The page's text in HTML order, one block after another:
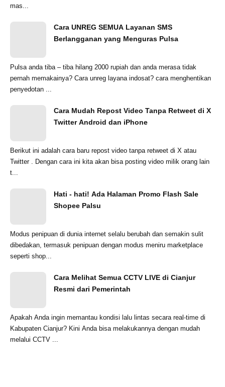
mas...
Cara UNREG SEMUA Layanan SMS
Berlangganan yang Menguras Pulsa
Pulsa anda tiba – tiba hilang 2000 rupiah dan anda merasa tidak
pernah memakainya? Cara unreg layana indosat? cara menghentikan
penyedotan ...
Cara Mudah Repost Video Tanpa Retweet di X
Twitter Android dan iPhone
Berikut ini adalah cara baru repost video tanpa retweet di X atau
Twitter . Dengan cara ini kita akan bisa posting video milik orang lain
t...
Hati - hati! Ada Halaman Promo Flash Sale
Shopee Palsu
Modus penipuan di dunia internet selalu berubah dan semakin sulit
dibedakan, termasuk penipuan dengan modus meniru marketplace
seperti shop...
Cara Melihat Semua CCTV LIVE di Cianjur
Resmi dari Pemerintah
Apakah Anda ingin memantau kondisi lalu lintas secara real-time di
Kabupaten Cianjur? Kini Anda bisa melakukannya dengan mudah
melalui CCTV ...